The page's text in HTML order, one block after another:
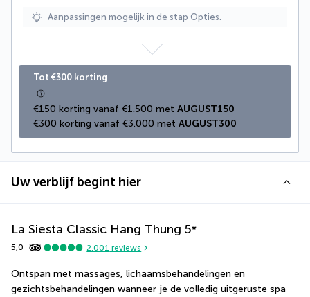
Aanpassingen mogelijk in de stap Opties.
Tot €300 korting
€150 korting vanaf €1.500 met AUGUST150
€300 korting vanaf €3.000 met AUGUST300
Uw verblijf begint hier
La Siesta Classic Hang Thung 5*
5,0 2.001 reviews
Ontspan met massages, lichaamsbehandelingen en
gezichtsbehandelingen wanneer je de volledig uitgeruste spa